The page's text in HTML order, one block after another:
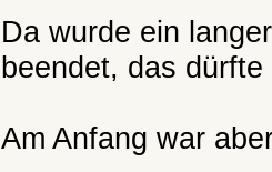
Da wurde ein
beendet, das
Am Anfang war